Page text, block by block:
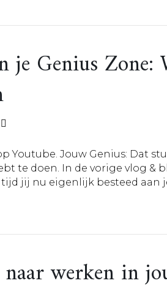
je Genius Zone:
Youtube. Jouw Genius: Dat
te doen. In de vorige vlog &
jij nu eigenlijk besteed aan
werken in